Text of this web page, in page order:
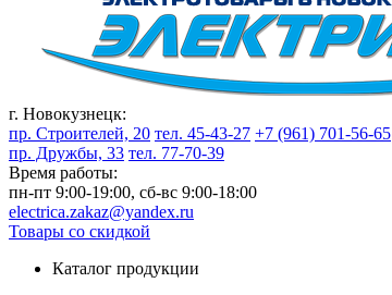
г. Новокузнецк:
пр. Строителей, 20 тел. 45-43-27 +7 (961) 701-56-65
пр. Дружбы, 33 тел. 77-70-39
Время работы:
пн-пт 9:00-19:00, сб-вс 9:00-18:00
electrica.zakaz@yandex.ru
Товары со скидкой
Каталог продукции